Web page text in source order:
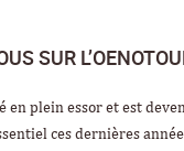
SUR
en plein essor et est
ces dernières